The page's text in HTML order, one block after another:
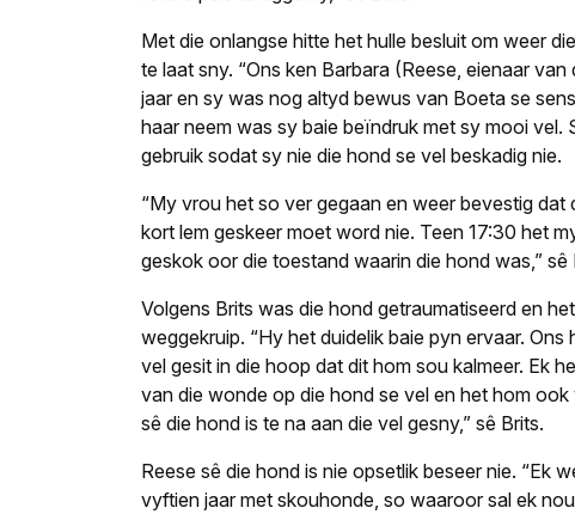
Met die onlangse hitte het hulle besluit om weer
te laat sny. “Ons ken Barbara (Reese, eienaar van
jaar en sy was nog altyd bewus van Boeta se
haar neem was sy baie beïndruk met sy mooi vel.
gebruik sodat sy nie die hond se vel beskadig nie.
“My vrou het so ver gegaan en weer bevestig dat
kort lem geskeer moet word nie. Teen 17:30 het
geskok oor die toestand waarin die hond was,” sê
Volgens Brits was die hond getraumatiseerd en
weggekruip. “Hy het duidelik baie pyn ervaar.
vel gesit in die hoop dat dit hom sou kalmeer. Ek
van die wonde op die hond se vel en het hom
sê die hond is te na aan die vel gesny,” sê Brits.
Reese sê die hond is nie opsetlik beseer nie. “Ek
vyftien jaar met skouhonde, so waaroor sal ek